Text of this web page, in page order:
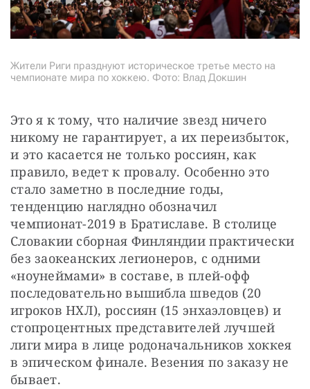
Жители Риги празднуют историческое третье место на
чемпионате мира по хоккею. Фото: Влад Докшин
Это я к тому, что наличие звезд ничего
никому не гарантирует, а их переизбыток,
и это касается не только россиян, как
правило, ведет к провалу. Особенно это
стало заметно в последние годы,
тенденцию наглядно обозначил
чемпионат-2019 в Братиславе. В столице
Словакии сборная Финляндии практически
без заокеанских легионеров, с одними
«ноунеймами» в составе, в плей-офф
последовательно вышибла шведов (20
игроков НХЛ), россиян (15 энхаэловцев) и
стопроцентных представителей лучшей
лиги мира в лице родоначальников хоккея
в эпическом финале. Везения по заказу не
бывает.